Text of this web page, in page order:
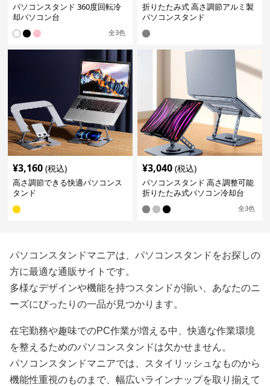
パソコンスタンド 360度回転冷
却パソコン台
全3色
折りたたみ式 高さ調節アルミ製
パソコンスタンド
¥3,160 (税込)
高さ調節できる快適パソコンス
タンド
¥3,040 (税込)
パソコンスタンド 高さ調整可能
折りたたみ式パソコン冷却台
全3色
パソコンスタンドマニアは、パソコンスタンドをお探しの
方に最適な通販サイトです。
多様なデザインや機能を持つスタンドが揃い、あなたのニ
ーズにぴったりの一品が見つかります。
在宅勤務や趣味でのPC作業が増える中、快適な作業環境
を整えるためのパソコンスタンドは欠かせません。
パソコンスタンドマニアでは、スタイリッシュなものから
機能性重視のものまで、幅広いラインナップを取り揃えて